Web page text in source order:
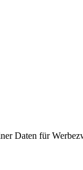
Daten für